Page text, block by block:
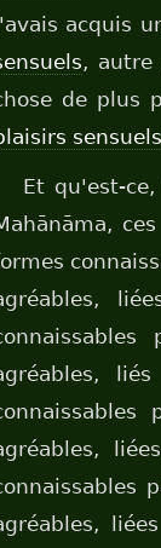
acquis
, autre
de plus
sensuels
Et qu'est-